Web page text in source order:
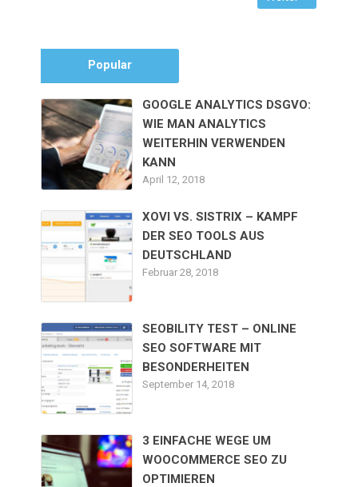
Popular
GOOGLE ANALYTICS DSGVO:
WIE MAN ANALYTICS
WEITERHIN VERWENDEN
KANN
April 12, 2018
XOVI VS. SISTRIX – KAMPF
DER SEO TOOLS AUS
DEUTSCHLAND
Februar 28, 2018
SEOBILITY TEST – ONLINE
SEO SOFTWARE MIT
BESONDERHEITEN
September 14, 2018
3 EINFACHE WEGE UM
WOOCOMMERCE SEO ZU
OPTIMIEREN